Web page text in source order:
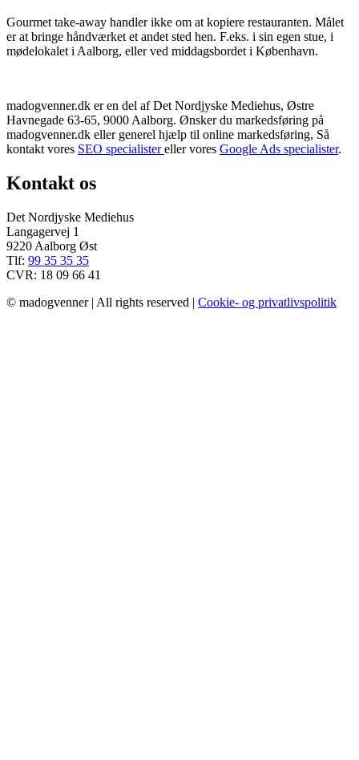
Gourmet take-away handler ikke om at kopiere restauranten. Målet
er at bringe håndværket et andet sted hen. F.eks. i sin egen stue, i
mødelokalet i Aalborg, eller ved middagsbordet i København.
madogvenner.dk er en del af Det Nordjyske Mediehus, Østre
Havnegade 63-65, 9000 Aalborg. Ønsker du markedsføring på
madogvenner.dk eller generel hjælp til online markedsføring, Så
kontakt vores SEO specialistereller vores Google Ads specialister.
Kontakt os
Det Nordjyske Mediehus
Langagervej 1
9220 Aalborg Øst
Tlf: 99 35 35 35
CVR: 18 09 66 41
© madogvenner | All rights reserved | Cookie- og privatlivspolitik